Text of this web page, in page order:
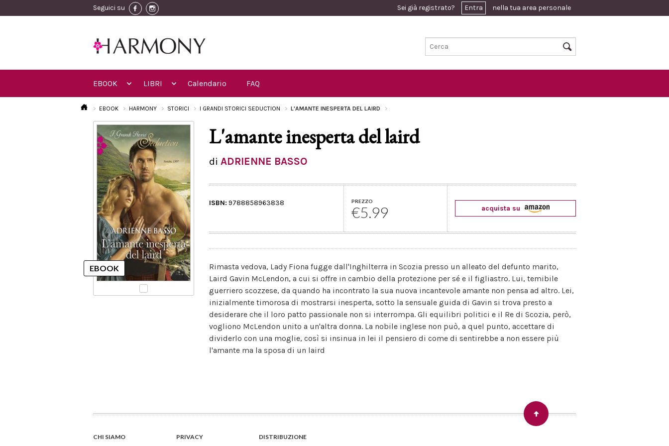
Seguici su Sei già registrato? Entra nella tua area personale
EBOOK LIBRI Calendario FAQ
EBOOK HARMONY STORICI I GRANDI STORICI SEDUCTION L'AMANTE INESPERTA DEL LAIRD
L'amante inesperta del laird
diADRIENNE BASSO
ISBN: 9788858963838 PREZZO
€5.99 acquista su
Rimasta vedova, Lady Fiona fugge dall'Inghilterra in Scozia presso un alleato del defunto marito,
Laird Gavin McLendon, a cui si offre in cambio della protezione per sé e il figliastro. Lui, temibile
guerriero scozzese, da quando ha incontrato la sua nuova incantevole amante non pensa ad altro. Lei,
inizialmente timorosa di mostrarsi inesperta, sotto la sensuale guida di Gavin si trova presto a
desiderare che il loro patto passionale non si interrompa. Gli equilibri politici e il Re di Scozia, però,
vogliono McLendon unito a un'altra donna. La nobile inglese non può, a quel punto, accettare di
dividerlo con una moglie, così si insinua in lei il pensiero di come di sentirebbe a non essere più
l'amante ma la sposa di un laird
CHI SIAMO
PRIVACY
DISTRIBUZIONE